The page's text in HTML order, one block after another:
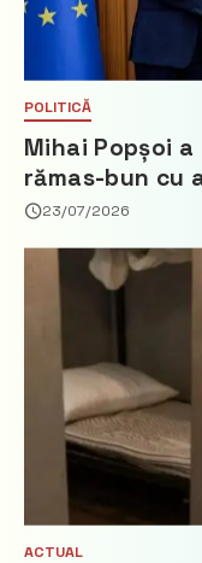
POLITICĂ
Mihai Popșoi
rămas-bun cu
Țărilor de Jos,
23/07/2026
ACTUAL